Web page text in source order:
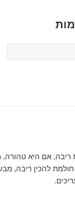
ריבה, אם היא טהורה,
חולמת להכין ריבה,